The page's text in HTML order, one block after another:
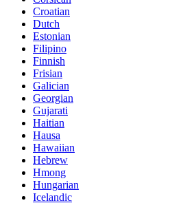
Croatian
Dutch
Estonian
Filipino
Finnish
Frisian
Galician
Georgian
Gujarati
Haitian
Hausa
Hawaiian
Hebrew
Hmong
Hungarian
Icelandic